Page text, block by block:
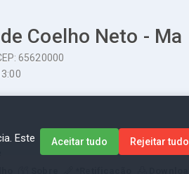
Coelho Neto - Ma
65620000
Este
Aceitar tudo Rejeitar tudo